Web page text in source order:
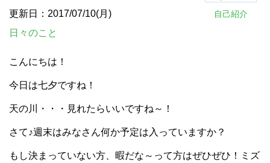
自己紹介
更新日：2017/07/10(月)
日々のこと
こんにちは！
今日は七夕ですね！
天の川・・・見れたらいいですね～！
さて♪週末はみなさん何か予定は入っていますか？
もし決まっていない方、暇だな～って方はぜひぜひ！ミズ